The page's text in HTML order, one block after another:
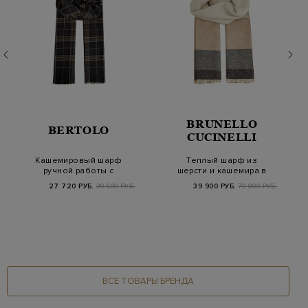
BERTOLO
Кашемировый шарф
ручной работы с
узором в клетку
27 720 РУБ. 39 600 РУБ.
BRUNELLO
CUCINELLI
Теплый шарф из
шерсти и кашемира в
клетку
39 900 РУБ. 79 800 РУБ.
ВСЕ ТОВАРЫ БРЕНДА